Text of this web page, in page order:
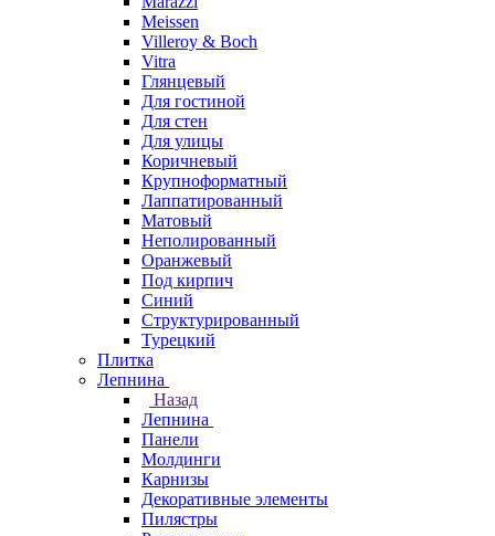
Meissen
Villeroy & Boch
Vitra
Глянцевый
Для гостиной
Для стен
Для улицы
Коричневый
Крупноформатный
Лаппатированный
Матовый
Неполированный
Оранжевый
Под кирпич
Синий
Структурированный
Турецкий
Плитка
Лепнина
Назад
Лепнина
Панели
Молдинги
Карнизы
Декоративные элементы
Пилястры